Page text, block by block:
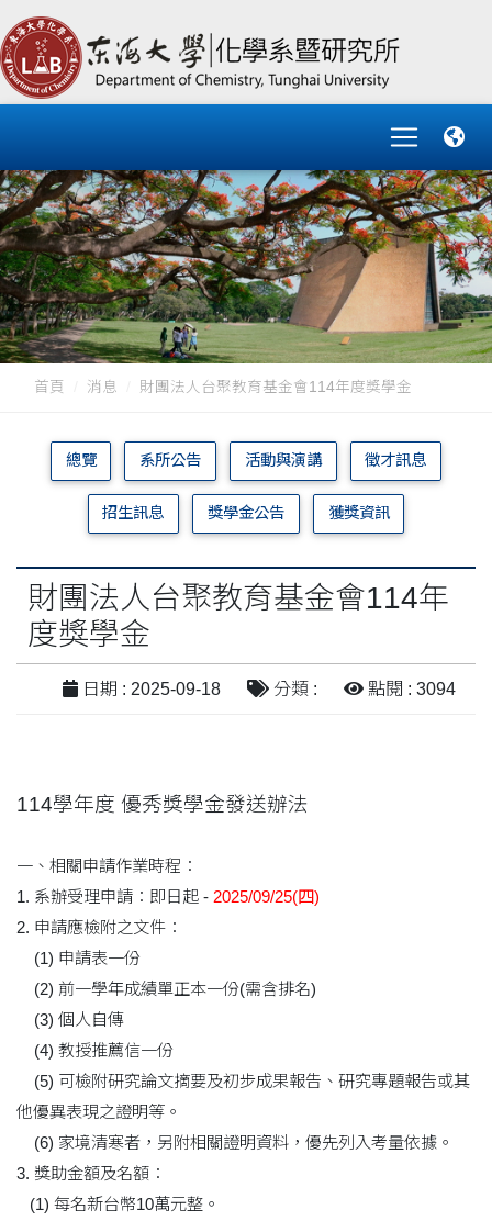
首頁 消息 財團法人台聚教育基金會114年度獎學金
總覽 系所公告 活動與演講 徵才訊息
招生訊息 獎學金公告 獲獎資訊
財團法人台聚教育基金會114年
度獎學金
日期 : 2025-09-18 分類 : 點閱 : 3094
114學年度 優秀獎學金發送辦法
一、相關申請作業時程：
1. 系辦受理申請：即日起 - 2025/09/25(四)
2. 申請應檢附之文件：
(1) 申請表一份
(2) 前一學年成績單正本一份(需含排名)
(3) 個人自傳
(4) 教授推薦信一份
(5) 可檢附研究論文摘要及初步成果報告、研究專題報告或其
他優異表現之證明等。
(6) 家境清寒者，另附相關證明資料，優先列入考量依據。
3. 獎助金額及名額：
(1) 每名新台幣10萬元整。